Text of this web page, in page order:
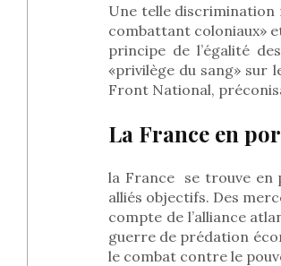
Une telle discrimination
combattant coloniaux»
principe de l’égalité
«privilège du sang» sur
Front National,
La France en
la France
se trouve en
alliés objectifs. Des
compte de l’alliance
guerre de prédation
le combat contre le